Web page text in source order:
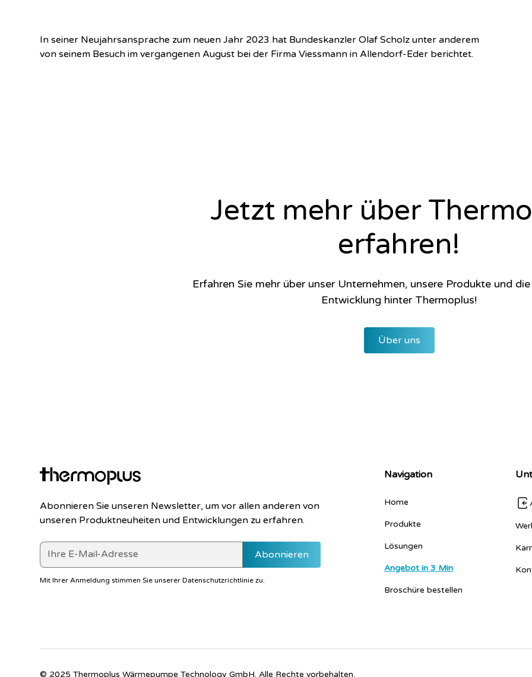
In seiner Neujahrsansprache zum neuen Jahr 2023 hat Bundeskanzler Olaf Scholz unter anderem
von seinem Besuch im vergangenen August bei der Firma Viessmann in Allendorf-Eder berichtet.
Jetzt mehr über
erfahren!
Erfahren Sie mehr über unser Unternehmen, unsere Produkte und
Entwicklung hinter Thermoplus!
Über uns
Abonnieren Sie unseren Newsletter, um vor allen anderen von
unseren Produktneuheiten und Entwicklungen zu erfahren.
Mit Ihrer Anmeldung stimmen Sie unsererDatenschutzrichtlinie zu.
Navigation
Home
Produkte
Lösungen
Angebot in 3 Min
Broschüre bestellen
© 2025 Thermoplus Wärmepumpe Technology GmbH. Alle Rechte vorbehalten.